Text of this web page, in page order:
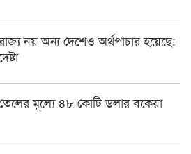
নয় অন্য দেশেও অর্থপাচার হয়েছে:
তেলের মূল্যে ৪৮ কোটি ডলার বকেয়া